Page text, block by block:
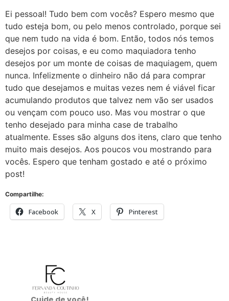
Ei pessoal! Tudo bem com vocês? Espero mesmo que
tudo esteja bom, ou pelo menos controlado, porque sei
que nem tudo na vida é bom. Então, todos nós temos
desejos por coisas, e eu como maquiadora tenho
desejos por um monte de coisas de maquiagem, quem
nunca. Infelizmente o dinheiro não dá para comprar
tudo que desejamos e muitas vezes nem é viável ficar
acumulando produtos que talvez nem vão ser usados
ou vençam com pouco uso. Mas vou mostrar o que
tenho desejado para minha case de trabalho
atualmente. Esses são alguns dos itens, claro que tenho
muito mais desejos. Aos poucos vou mostrando para
vocês. Espero que tenham gostado e até o próximo
post!
Compartilhe:
Facebook X Pinterest